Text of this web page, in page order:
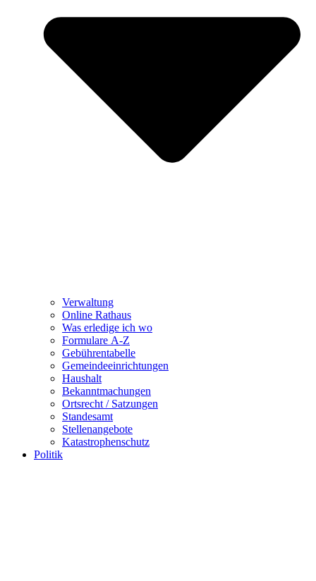
Verwaltung
Online Rathaus
Was erledige ich wo
Formulare A-Z
Gebührentabelle
Gemeindeeinrichtungen
Haushalt
Bekanntmachungen
Ortsrecht / Satzungen
Standesamt
Stellenangebote
Katastrophenschutz
Politik